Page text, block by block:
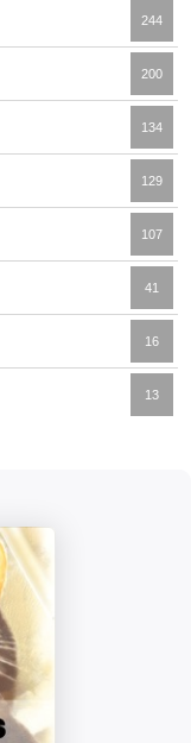
244
200
134
129
107
41
16
13